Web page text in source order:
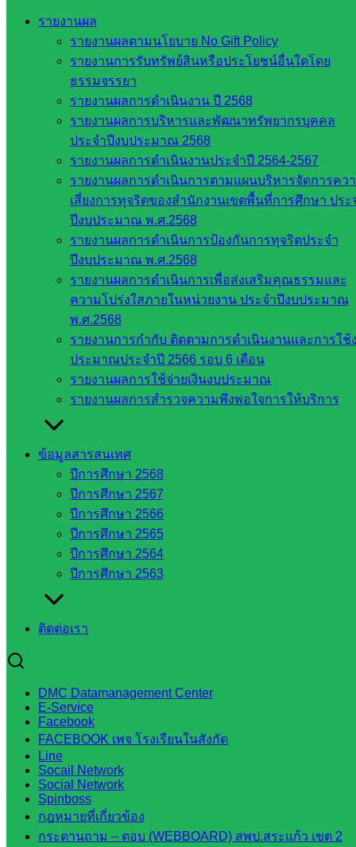
รายงานผล
รายงานผลตามนโยบาย No Gift Policy
รายงานการรับทรัพย์สินหรือประโยชน์อื่นใดโดย
ธรรมจรรยา
รายงานผลการดำเนินงาน ปี 2568
รายงานผลการบริหารและพัฒนาทรัพยากรบุคคล
ประจำปีงบประมาณ 2568
รายงานผลการดำเนินงานประจำปี 2564-2567
รายงานผลการดำเนินการตามแผนบริหารจัดการคว
เสี่ยงการทุจริตของสำนักงานเขตพื้นที่การศึกษา ประ
ปีงบประมาณ พ.ศ.2568
รายงานผลการดำเนินการป้องกันการทุจริตประจำ
ปีงบประมาณ พ.ศ.2568
รายงานผลการดำเนินการเพื่อส่งเสริมคุณธรรมและ
ความโปร่งใสภายในหน่วยงาน ประจำปีงบประมาณ
พ.ศ.2568
รายงานการกำกับ ติดตามการดำเนินงานและการใช้
ประมาณประจำปี 2566 รอบ 6 เดือน
รายงานผลการใช้จ่ายเงินงบประมาณ
รายงานผลการสำรวจความพึงพอใจการให้บริการ
ข้อมูลสารสนเทศ
ปีการศึกษา 2568
ปีการศึกษา 2567
ปีการศึกษา 2566
ปีการศึกษา 2565
ปีการศึกษา 2564
ปีการศึกษา 2563
ติดต่อเรา
DMC Datamanagement Center
E-Service
Facebook
FACEBOOK เพจ โรงเรียนในสังกัด
Line
Socail Network
Social Network
Spinboss
กฎหมายที่เกี่ยวข้อง
กระดานถาม – ตอบ (WEBBOARD) สพป.สระแก้ว เขต 2
มหาวิทยาลัย
เว็บไซต์
สำนักต่าง
กรมบัญชี
กลาง
สำนักงาน
ส.ก.ส.ค
หน่วยงาน
ในจังหวัด
สระแก้ว
จังหวัด
บริหาร
ส่วน
จังหวัด
สระแก้ว
ศึกษาธิการ
จังหวัด
สระแก้ว
สำนักงาน